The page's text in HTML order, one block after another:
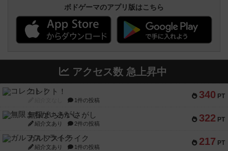
ボドゲーマのアプリ版はこちら
アクセス数 急上昇中
340 PT
コレクト！
1件の投稿
322 PT
無限まちがいさがし
紹介文あり 2件の投稿
217 PT
ガルフストライク
紹介文あり 1件の投稿